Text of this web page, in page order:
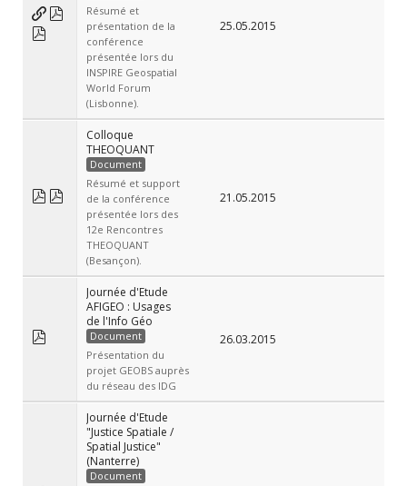
Résumé et
présentation de la
conférence
présentée lors du
INSPIRE Geospatial
World Forum
(Lisbonne).
25.05.2015
Colloque
THEOQUANT
Document
Résumé et support
de la conférence
présentée lors des
12e Rencontres
THEOQUANT
(Besançon).
21.05.2015
Journée d'Etude
AFIGEO : Usages
de l'Info Géo
Document
Présentation du
projet GEOBS auprès
du réseau des IDG
26.03.2015
Journée d'Etude
"Justice Spatiale /
Spatial Justice"
(Nanterre)
Document